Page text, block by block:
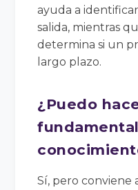
ayuda a
salida, mientras
determina si un
largo plazo.
¿Puedo
Sí, pero conviene